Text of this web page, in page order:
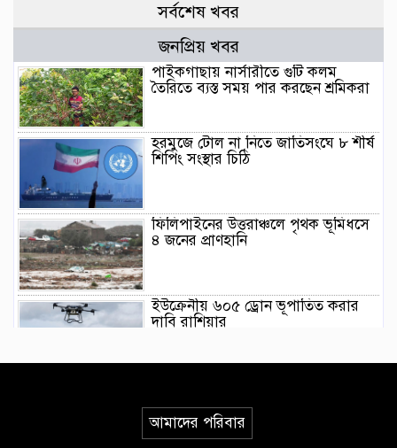
সর্বশেষ খবর
জনপ্রিয় খবর
পাইকগাছায় নার্সারীতে গুটি কলম
তৈরিতে ব্যস্ত সময় পার করছেন শ্রমিকরা
হরমুজে টোল না নিতে জাতিসংঘে ৮ শীর্ষ
শিপিং সংস্থার চিঠি
ফিলিপাইনের উত্তরাঞ্চলে পৃথক ভূমিধসে
৪ জনের প্রাণহানি
ইউক্রেনীয় ৬০৫ ড্রোন ভূপাতিত করার
দাবি রাশিয়ার
থাইল্যান্ড সফর
আমাদের পরিবার